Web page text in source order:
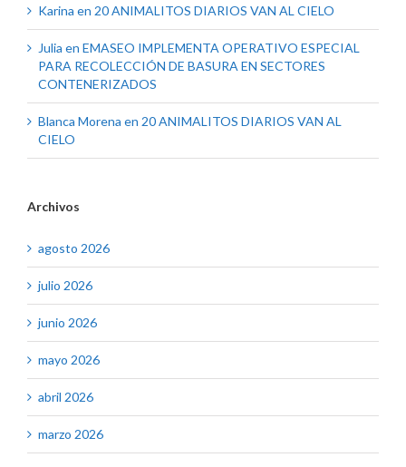
Karina en 20 ANIMALITOS DIARIOS VAN AL CIELO
Julia en EMASEO IMPLEMENTA OPERATIVO ESPECIAL
PARA RECOLECCIÓN DE BASURA EN SECTORES
CONTENERIZADOS
Blanca Morena en 20 ANIMALITOS DIARIOS VAN AL
CIELO
Archivos
agosto 2026
julio 2026
junio 2026
mayo 2026
abril 2026
marzo 2026